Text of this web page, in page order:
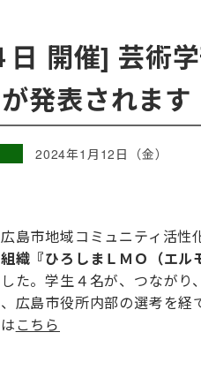
日 開催] 芸術
発表されます
2024年1月12日（金）
島市地域コミュニティ活
織『ひろしまＬＭＯ（エル
た。学生４名が、つながり
広島市役所内部の選考を経
こちら